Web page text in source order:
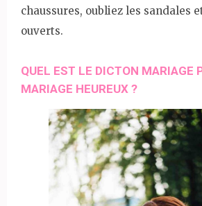
chaussures, oubliez les sandales
ouverts.
QUEL EST LE DICTON MARIAGE
MARIAGE HEUREUX ?